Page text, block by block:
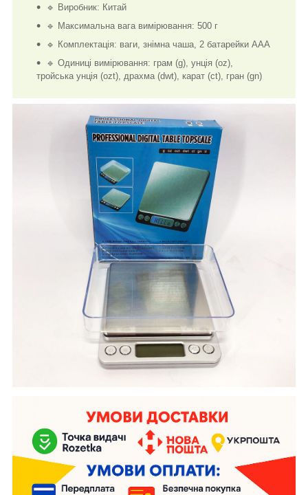
🔹 Виробник: Китай
🔹 Максимальна вага вимірювання: 500 г
🔹 Комплектація: ваги, знімна чаша, 2 батарейки AAA
🔹 Одиниці вимірювання: грам (g), унція (oz),
тройська унція (ozt), драхма (dwt), карат (ct), гран (gn)